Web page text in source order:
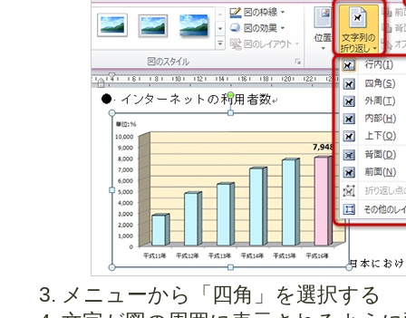
メニューから「四角」を選択する